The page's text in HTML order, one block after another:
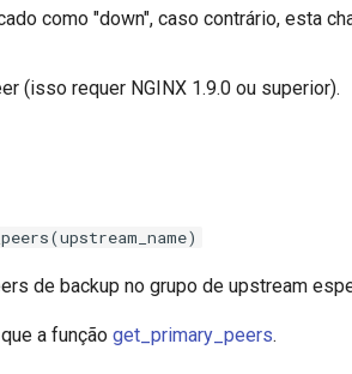
como "down", caso contrário, esta
(isso requer NGINX 1.9.0 ou superior).
de backup no grupo de upstream
a função get_primary_peers.